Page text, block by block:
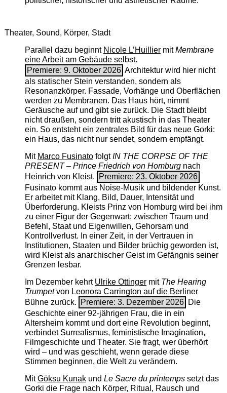
Theater, Sound, Körper, Stadt
Parallel dazu beginnt Nicole L’Huilliermit ­Membrane
eine Arbeit am Gebäude selbst.
Premiere: 9. Oktober 2026 Architektur wird hier nicht
als statischer Stein verstanden, sondern als
Resonanzkörper. Fassade, Vorhänge und Oberflächen
werden zu Membranen. Das Haus hört, nimmt
Geräusche auf und gibt sie zurück. Die Stadt bleibt
nicht draußen, sondern tritt akustisch in das Theater
ein. So entsteht ein zentrales Bild für das neue Gorki:
ein Haus, das nicht nur sendet, sondern empfängt.
Mit Marco FusinatofolgtIN THE CORPSE OF THE
PRESENT – Prince Friedrich von Homburgnach
Heinrich von Kleist.
Premiere: 23. Oktober 2026
Fusinato kommt aus Noise-Musik und bildender Kunst.
Er arbeitet mit Klang, Bild, Dauer, Intensität und
Überforderung. Kleists Prinz von Homburg wird bei ihm
zu einer Figur der Gegenwart: zwischen Traum und
Befehl, Staat und Eigenwillen, Gehorsam und
Kontrollverlust. In einer Zeit, in der Vertrauen in
Institutionen, Staaten und Bilder brüchig geworden ist,
wird Kleist als anarchischer Geist im Gefängnis seiner
Grenzen lesbar.
Im Dezember kehrt Ulrike Ottingermit The ­Hearing
Trumpetvon Leonora Carrington auf die Berliner
Bühne zurück.
Premiere: 3. Dezember 2026 Die
Geschichte einer 92-jährigen Frau, die in ein
Altersheim kommt und dort eine Revolution beginnt,
verbindet Surrealismus, feministische Imagination,
Filmgeschichte und Theater. Sie fragt, wer überhört
wird – und was geschieht, wenn gerade diese
Stimmen beginnen, die Welt zu verändern.
MitGöksu Kunakund Le Sacre du printempssetzt das
Gorki die Frage nach Körper, Ritual, Rausch und